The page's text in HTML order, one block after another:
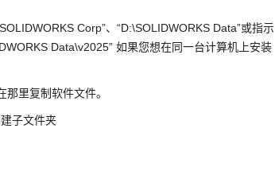
Corp”、“D:\SOLIDWORKS Data”或指示
Data\v2025” 如果您想在同一台计算机上安装
里复制软件文件。
子文件夹